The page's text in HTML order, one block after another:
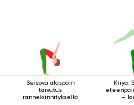
Seisova alaspäin
taivutus
rannekiinnityksellä
Kriya:
–